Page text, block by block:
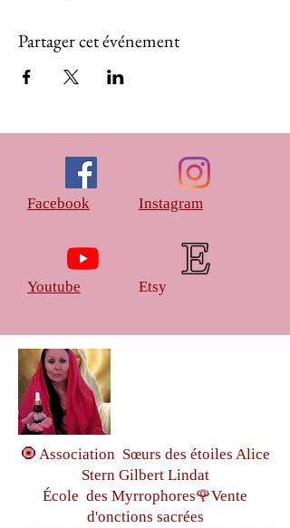
Partager cet événement
Facebook
Youtube
Instagram
Etsy
🧿 Association Sœurs des étoiles Alice
Stern Gilbert Lindat
École des Myrrophores🌹Vente
d'onctions sacrées